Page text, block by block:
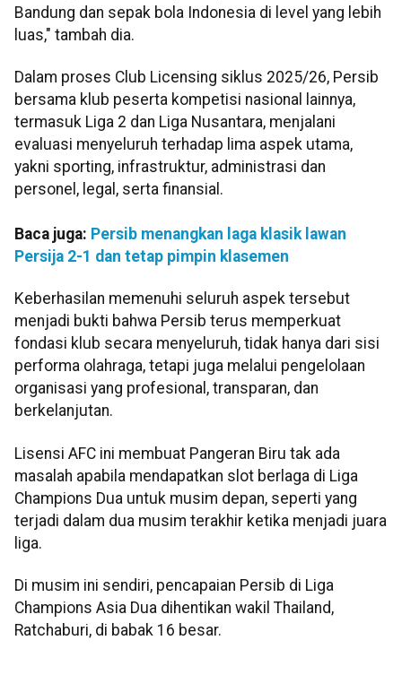
Bandung dan sepak bola Indonesia di level yang lebih
luas," tambah dia.
Dalam proses Club Licensing siklus 2025/26, Persib
bersama klub peserta kompetisi nasional lainnya,
termasuk Liga 2 dan Liga Nusantara, menjalani
evaluasi menyeluruh terhadap lima aspek utama,
yakni sporting, infrastruktur, administrasi dan
personel, legal, serta finansial.
Baca juga: Persib menangkan laga klasik lawan
Persija 2-1 dan tetap pimpin klasemen
Keberhasilan memenuhi seluruh aspek tersebut
menjadi bukti bahwa Persib terus memperkuat
fondasi klub secara menyeluruh, tidak hanya dari sisi
performa olahraga, tetapi juga melalui pengelolaan
organisasi yang profesional, transparan, dan
berkelanjutan.
Lisensi AFC ini membuat Pangeran Biru tak ada
masalah apabila mendapatkan slot berlaga di Liga
Champions Dua untuk musim depan, seperti yang
terjadi dalam dua musim terakhir ketika menjadi juara
liga.
Di musim ini sendiri, pencapaian Persib di Liga
Champions Asia Dua dihentikan wakil Thailand,
Ratchaburi, di babak 16 besar.